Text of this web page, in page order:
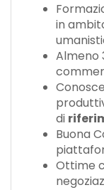
in
Almeno
di
Buona
Ottime